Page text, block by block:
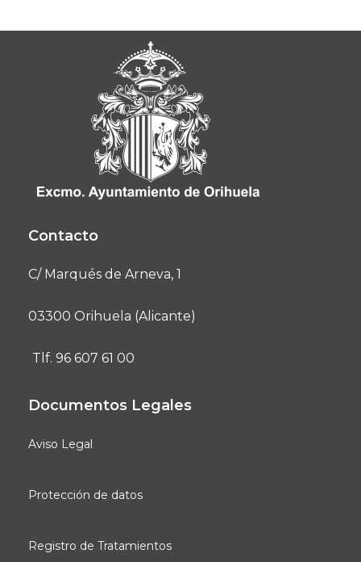
Contacto
C/ Marqués de Arneva, 1
03300 Orihuela (Alicante)
Tlf. 96 607 61 00
Documentos Legales
Aviso Legal
Protección de datos
Registro de Tratamientos